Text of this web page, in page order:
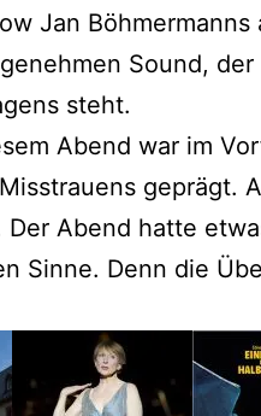
Jan Böhmermanns
Sound, der
steht.
Abend war im
geprägt.
Abend hatte
Sinne. Denn die